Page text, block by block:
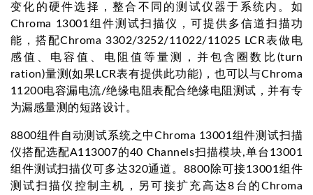
变化的硬件选择，整合不同的测试仪器于系统内。如
Chroma 13001组件测试扫描仪，可提供多信道扫描功
能，搭配Chroma 3302/3252/11022/11025 LCR表做电
感值、电容值、电阻值等量测，并包含圈数比(turn
ration)量测(如果LCR表有提供此功能)，也可以与Chroma
11200电容漏电流/绝缘电阻表配合绝缘电阻测试，并有专
为漏感量测的短路设计。
8800组件自动测试系统之中Chroma 13001组件测试扫描
仪搭配选配A113007的40 Channels扫描模块,单台13001
组件测试扫描仪可多达320通道。8800除可接13001组件
测试扫描仪控制主机，另可接扩充高达8台的Chroma